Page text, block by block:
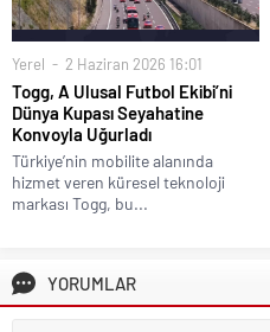
Yerel 2 Haziran 2026 16:01
Togg, A Ulusal Futbol Ekibi’ni
Dünya Kupası Seyahatine
Konvoyla Uğurladı
Türkiye’nin mobilite alanında
hizmet veren küresel teknoloji
markası Togg, bu...
YORUMLAR